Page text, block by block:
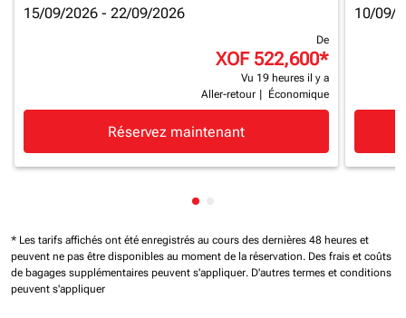
15/09/2026 - 22/09/2026
De
XOF 522,600*
Vu 19 heures il y a
Aller-retour
Économique
Réservez maintenant
10/09/
Affichage de cmp-pagination-
* Les tarifs affichés ont été enregistrés au cours des dernières 48 heures et
peuvent ne pas être disponibles au moment de la réservation. Des frais et coûts
de bagages supplémentaires peuvent s'appliquer. D'autres termes et conditions
peuvent s'appliquer